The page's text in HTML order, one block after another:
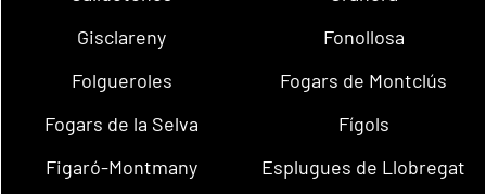
Gisclareny
Fonollosa
Folgueroles
Fogars de Montclús
Fogars de la Selva
Fígols
Figaró-Montmany
Esplugues de Llobregat